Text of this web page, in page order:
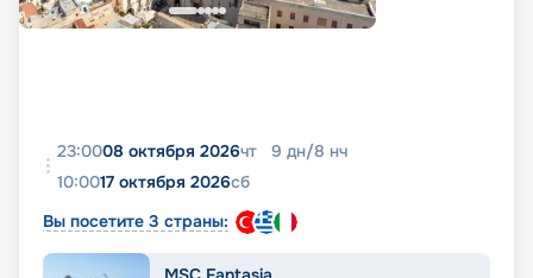
23:0008 октября 2026чт 9 дн/8 нч
10:0017 октября 2026сб
Вы посетите 3 страны: